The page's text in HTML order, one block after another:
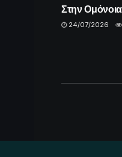
Στην
24/07/2026